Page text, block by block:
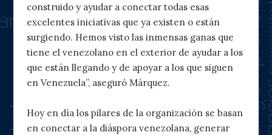
construido y ayudar a conectar todas esas
excelentes iniciativas que ya existen o están
surgiendo. Hemos visto las inmensas ganas que
tiene el venezolano en el exterior de ayudar a los
que están llegando y de apoyar a los que siguen
en Venezuela”, aseguró Márquez.
Hoy en día los pilares de la organización se basan
en conectar a la diáspora venezolana, generar